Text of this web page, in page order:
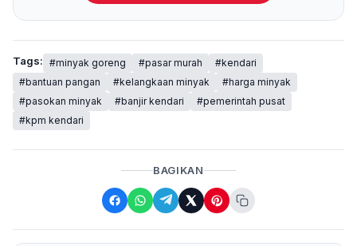
Tags: #minyak goreng #pasar murah
#kendari
#bantuan pangan
#kelangkaan minyak
#harga minyak
#pasokan minyak
#banjir kendari
#pemerintah pusat
#kpm kendari
BAGIKAN